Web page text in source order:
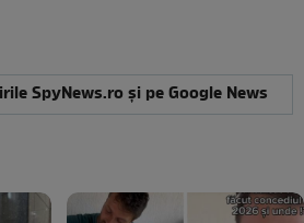
SpyNews.ro și pe Google News